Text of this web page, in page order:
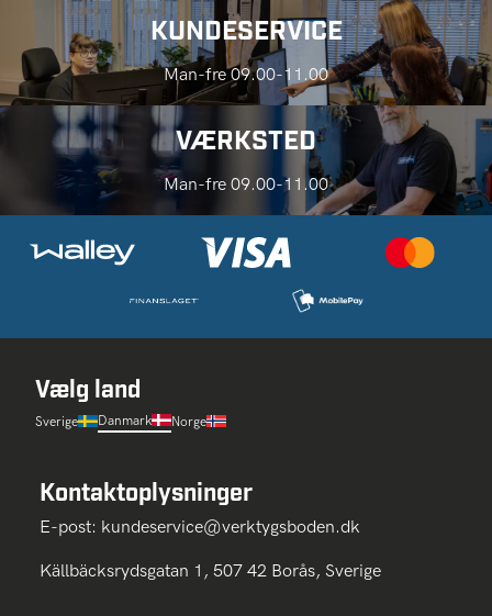
KUNDESERVICE
Man-fre 09.00-11.00
VÆRKSTED
Man-fre 09.00-11.00
Vælg land
Sverige Danmark Norge
Kontaktoplysninger
E-post: kundeservice@verktygsboden.dk
Källbäcksrydsgatan 1, 507 42 Borås, Sverige